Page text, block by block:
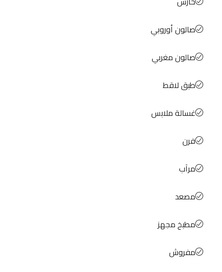
صالون أوروبي
صالون مغربي
طبق لاقط
غسالة ملابس
فرن
مرآب
مصعد
مطبخ مجهز
مفروش